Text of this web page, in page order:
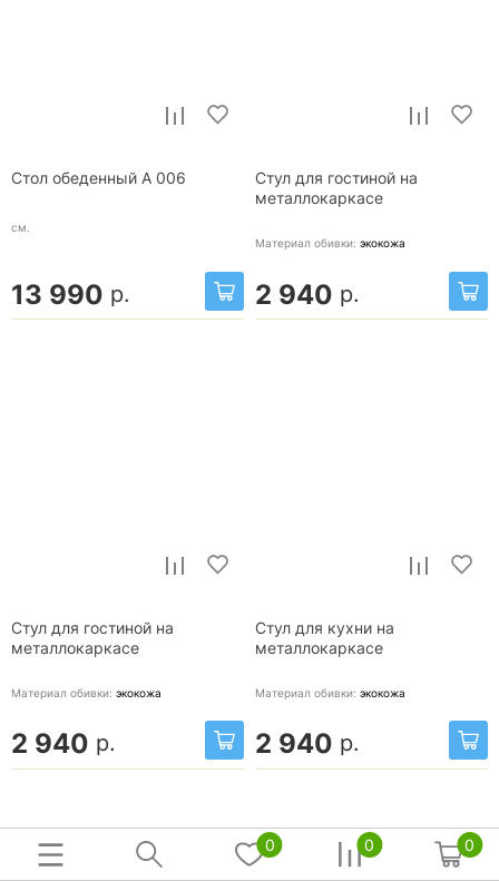
Стол обеденный A 006
см.
13 990 р.
Стул для гостиной на
металлокаркасе
Материал обивки: экокожа
2 940 р.
Стул для гостиной на
металлокаркасе
Материал обивки: экокожа
2 940 р.
Стул для кухни на
металлокаркасе
Материал обивки: экокожа
2 940 р.
0 0 0